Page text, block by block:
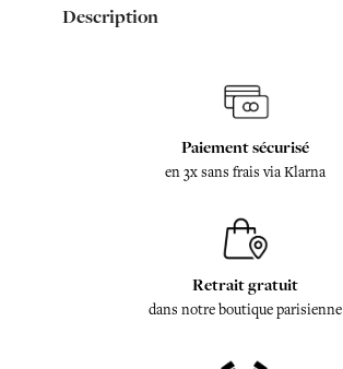
Description
Paiement sécurisé
en 3x sans frais via Klarna
Retrait gratuit
dans notre boutique parisienne